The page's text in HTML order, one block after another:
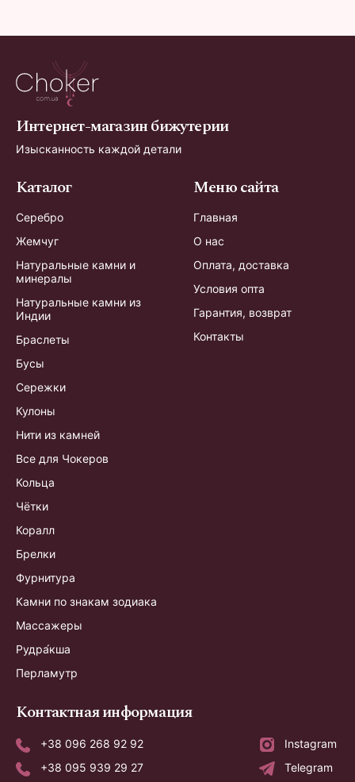
Интернет-магазин бижутерии
Изысканность каждой детали
Каталог
Серебро
Жемчуг
Натуральные камни и
минералы
Натуральные камни из
Индии
Браслеты
Бусы
Сережки
Кулоны
Нити из камней
Все для Чокеров
Кольца
Чётки
Коралл
Брелки
Фурнитура
Камни по знакам зодиака
Массажеры
Рудра́кша
Перламутр
Меню сайта
Главная
О нас
Оплата, доставка
Условия опта
Гарантия, возврат
Контакты
Контактная информация
+38 096 268 92 92
Instagram
+38 095 939 29 27
Telegram